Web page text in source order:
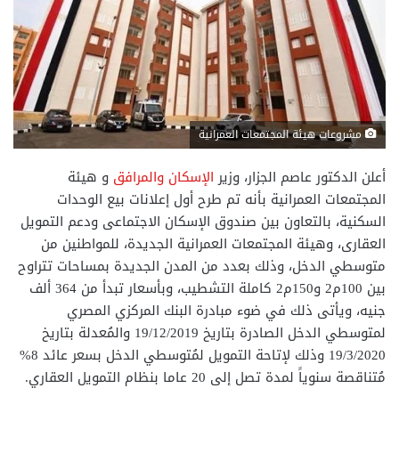
مشروعات هيئة المجتمعات العمرانية
أعلن الدكتور عاصم الجزار، وزيرالإسكان والمرافق و هيئة
المجتمعات العمرانية بأنه تم طرح أول إعلانات بيع الوحدات
السكنية، بالتعاون بين صندوق الإسكان الاجتماعى ودعم التمويل
العقارى، وهيئة المجتمعات العمرانية الجديدة، للمواطنين من
متوسطي الدخل، وذلك بعدد من المدن الجديدة بمساحات تتراوح
بين 100م2 و150م2 كاملة التشطيب، وبأسعار تبدأ من 364 ألف
جنيه، ويأتى ذلك في ضوء مبادرة البنك المركزي المصري
لمتوسطي الدخل الصادرة بتاريخ 19/12/2019 والمُعدلة بتاريخ
19/3/2020 وذلك لإتاحة التمويل لمُتوسطي الدخل بسعر عائد 8%
مُتناقصة سنوياً لمدة تصل إلى 20 عاما بنظام التمويل العقاري.